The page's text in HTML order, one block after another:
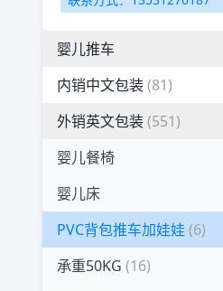
婴儿推车
内销中文包装(81)
外销英文包装(551)
婴儿餐椅
婴儿床
PVC背包推车加娃娃 (6)
承重50KG (16)